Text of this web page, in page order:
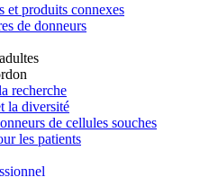
et produits connexes
de donneurs
recherche
la diversité
de cellules souches
les patients